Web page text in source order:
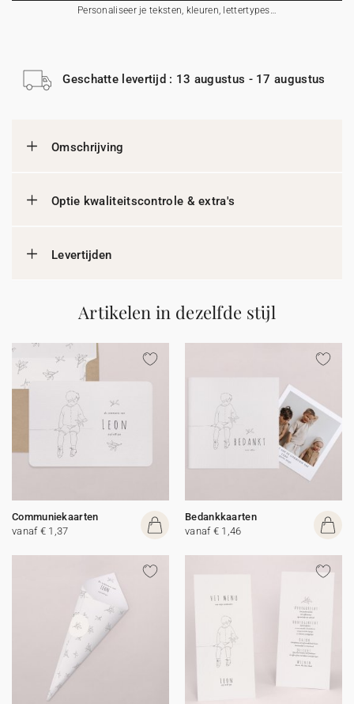
Personaliseer je teksten, kleuren, lettertypes…
Geschatte levertijd : 13 augustus - 17 augustus
Omschrijving
Optie kwaliteitscontrole & extra's
Levertijden
Artikelen in dezelfde stijl
Communiekaarten
vanaf € 1,37
Bedankkaarten
vanaf € 1,46